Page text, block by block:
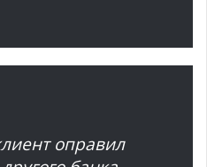
оправил